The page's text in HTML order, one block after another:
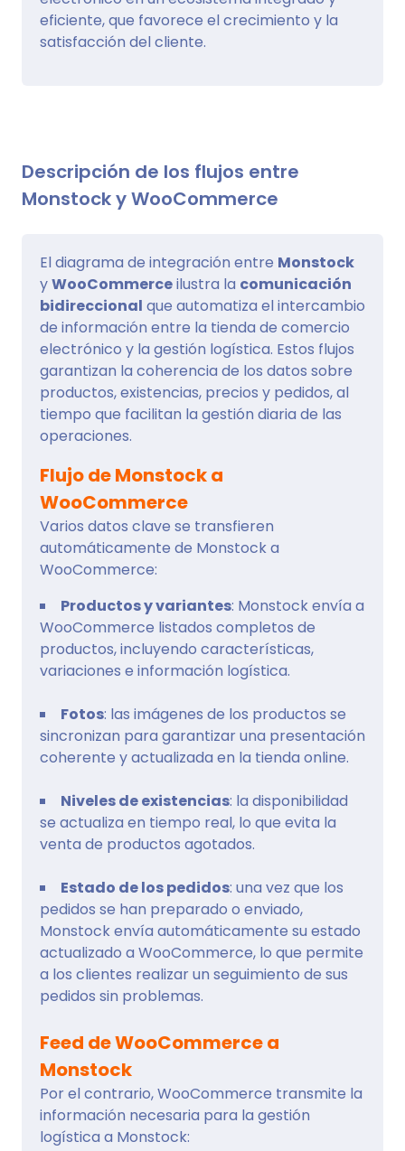
eficiente, que favorece el crecimiento y la
satisfacción del cliente.
Descripción de los flujos entre
Monstock y WooCommerce
El diagrama de integración entre Monstock
yWooCommerceilustra la comunicación
bidireccional que automatiza el intercambio
de información entre la tienda de comercio
electrónico y la gestión logística. Estos flujos
garantizan la coherencia de los datos sobre
productos, existencias, precios y pedidos, al
tiempo que facilitan la gestión diaria de las
operaciones.
Flujo de Monstock a
WooCommerce
Varios datos clave se transfieren
automáticamente de Monstock a
WooCommerce:
Productos y variantes: Monstock envía a
WooCommerce listados completos de
productos, incluyendo características,
variaciones e información logística.
Fotos: las imágenes de los productos se
sincronizan para garantizar una presentación
coherente y actualizada en la tienda online.
Niveles de existencias: la disponibilidad
se actualiza en tiempo real, lo que evita la
venta de productos agotados.
Estado de los pedidos: una vez que los
pedidos se han preparado o enviado,
Monstock envía automáticamente su estado
actualizado a WooCommerce, lo que permite
a los clientes realizar un seguimiento de sus
pedidos sin problemas.
Feed de WooCommerce a
Monstock
Por el contrario, WooCommerce transmite la
información necesaria para la gestión
logística a Monstock: